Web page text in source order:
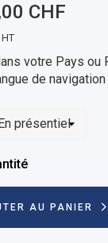
CHF
HT
votre Pays ou
de
AU PANIER